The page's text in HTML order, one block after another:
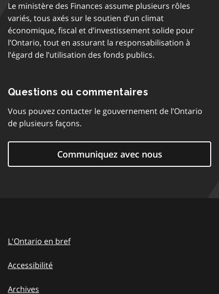
Le ministère des Finances assume plusieurs rôles
variés, tous axés sur le soutien d’un climat
économique, fiscal et d’investissement solide pour
l’Ontario, tout en assurant la responsabilisation à
l’égard de l’utilisation des fonds publics.
Questions ou commentaires
Vous pouvez contacter le gouvernement de l’Ontario
de plusieurs façons.
Communiquez avec nous
L'Ontario en bref
Accessibilité
Archives